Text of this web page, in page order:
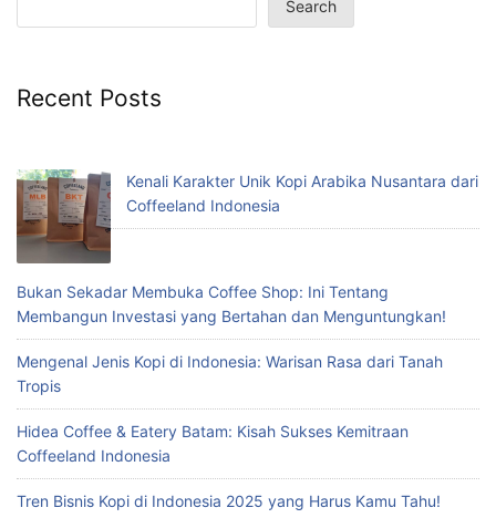
Search
Recent Posts
Kenali Karakter Unik Kopi Arabika Nusantara dari
Coffeeland Indonesia
Bukan Sekadar Membuka Coffee Shop: Ini Tentang
Membangun Investasi yang Bertahan dan Menguntungkan!
Mengenal Jenis Kopi di Indonesia: Warisan Rasa dari Tanah
Tropis
Hidea Coffee & Eatery Batam: Kisah Sukses Kemitraan
Coffeeland Indonesia
Tren Bisnis Kopi di Indonesia 2025 yang Harus Kamu Tahu!